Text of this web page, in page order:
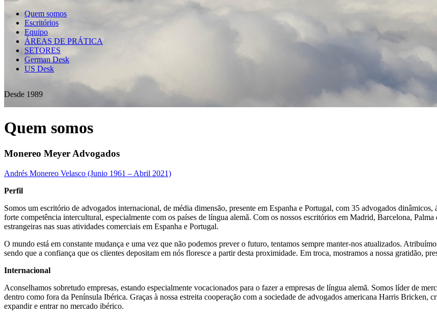
Quem somos
Escritórios
Equipo
ÁREAS DE PRÁTICA
SETORES
German Desk
US Desk
Desde 1989
Quem somos
Monereo Meyer Advogados
Andrés Monereo Velasco (Junio 1961 – Abril 2021)
Perfil
Somos um escritório de advogados internacional, de média dimensão, presente em Espanha e Portugal, com 35 advogados
forte competência intercultural, especialmente com os países de língua alemã. Com os nossos escritórios em Madrid, Barcelona,
estrangeiras nas suas atividades comerciais em Espanha e Portugal.
O mundo está em constante mudança e uma vez que não podemos prever o futuro, tentamos sempre manter-nos atualizados.
sendo que a confiança que os clientes depositam em nós floresce a partir desta proximidade. Em troca, mostramos a nossa gratidão,
Internacional
Aconselhamos sobretudo empresas, estando especialmente vocacionados para o fazer a empresas de língua alemã. Somos líder de
dentro como fora da Península Ibérica. Graças à nossa estreita cooperação com a sociedade de advogados americana Harris Bricken,
expandir e entrar no mercado ibérico.